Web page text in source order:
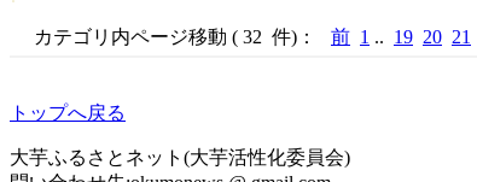
カテゴリ内ページ移動 ( 32 件)： 前 1 .. 19 20 21
トップへ戻る
大芋ふるさとネット(大芋活性化委員会)